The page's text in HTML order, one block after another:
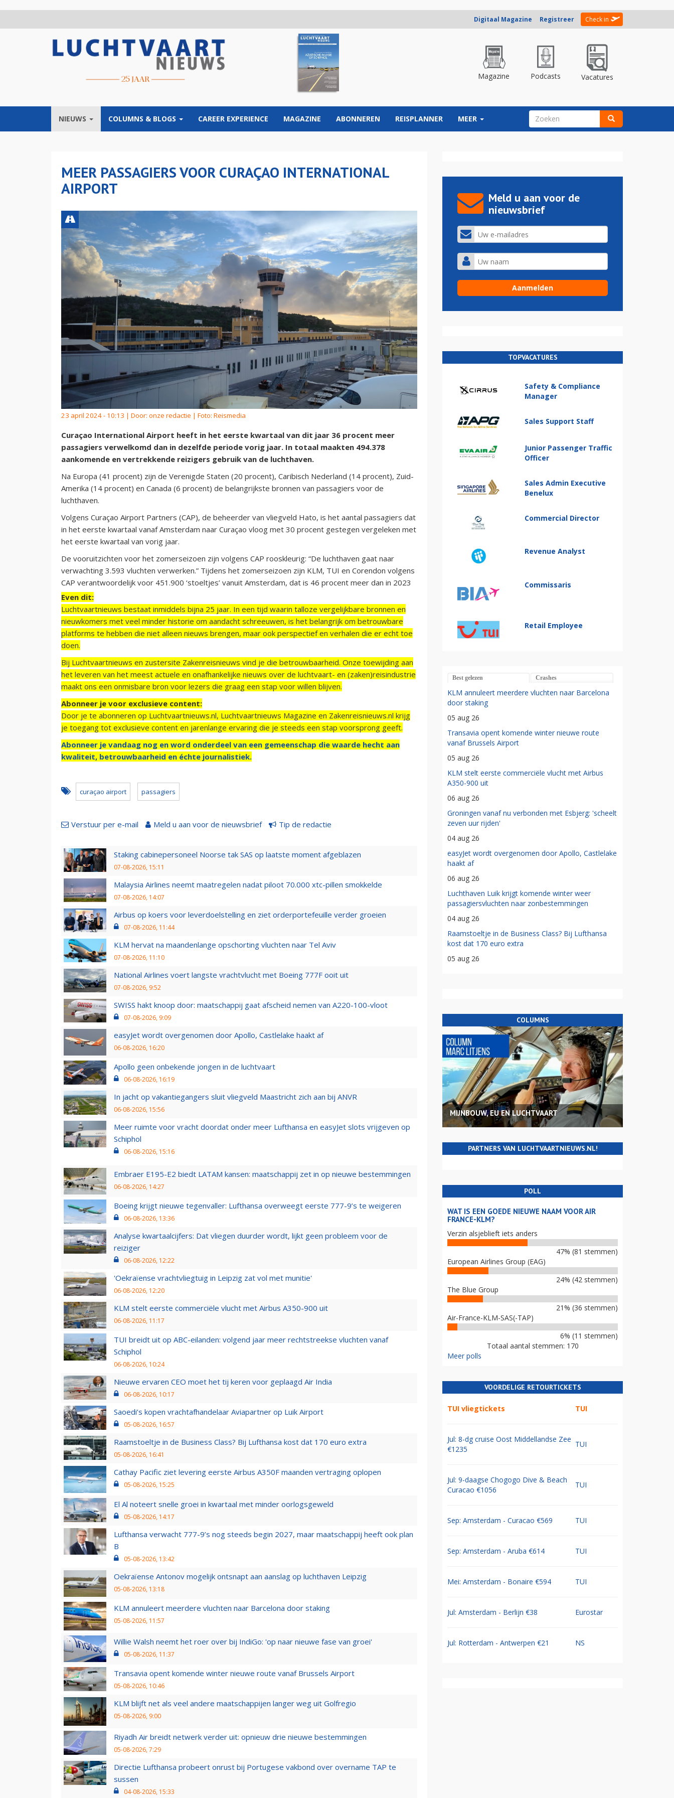
Digitaal Magazine Registreer Check in
Magazine Podcasts Vacatures
NIEUWS COLUMNS & BLOGS CAREER EXPERIENCE MAGAZINE ABONNEREN REISPLANNER MEER ZOEKVELD
MEER PASSAGIERS VOOR CURAÇAO INTERNATIONAL
AIRPORT
23 april 2024 - 10:13 | Door: onze redactie | Foto: Reismedia
Curaçao International Airport heeft in het eerste kwartaal van dit jaar 36 procent meer
passagiers verwelkomd dan in dezelfde periode vorig jaar. In totaal maakten 494.378
aankomende en vertrekkende reizigers gebruik van de luchthaven.
Na Europa (41 procent) zijn de Verenigde Staten (20 procent), Caribisch Nederland (14 procent), Zuid-
Amerika (14 procent) en Canada (6 procent) de belangrijkste bronnen van passagiers voor de
luchthaven.
Volgens Curaçao Airport Partners (CAP), de beheerder van vliegveld Hato, is het aantal passagiers dat
in het eerste kwartaal vanaf Amsterdam naar Curaçao vloog met 30 procent gestegen vergeleken met
het eerste kwartaal van vorig jaar.
De vooruitzichten voor het zomerseizoen zijn volgens CAP rooskleurig: “De luchthaven gaat naar
verwachting 3.593 vluchten verwerken.” Tijdens het zomerseizoen zijn KLM, TUI en Corendon volgens
CAP verantwoordelijk voor 451.900 ‘stoeltjes’ vanuit Amsterdam, dat is 46 procent meer dan in 2023
Even dit:
Luchtvaartnieuws bestaat inmiddels bijna 25 jaar. In een tijd waarin talloze vergelijkbare bronnen en
nieuwkomers met veel minder historie om aandacht schreeuwen, is het belangrijk om betrouwbare
platforms te hebben die niet alleen nieuws brengen, maar ook perspectief en verhalen die er echt toe
doen.
Bij Luchtvaartnieuws en zustersite Zakenreisnieuws vind je die betrouwbaarheid. Onze toewijding aan
het leveren van het meest actuele en onafhankelijke nieuws over de luchtvaart- en (zaken)reisindustrie
maakt ons een onmisbare bron voor lezers die graag een stap voor willen blijven.
Abonneer je voor exclusieve content:
Door je te abonneren op Luchtvaartnieuws.nl, Luchtvaartnieuws Magazine en Zakenreisnieuws.nl krijg
je toegang tot exclusieve content en jarenlange ervaring die je steeds een stap voorsprong geeft.
Abonneer je vandaag nog en word onderdeel van een gemeenschap die waarde hecht aan
kwaliteit, betrouwbaarheid en échte journalistiek.
curaçao airport passagiers
Verstuur per e-mail Meld u aan voor de nieuwsbrief Tip de redactie
Staking cabinepersoneel Noorse tak SAS op laatste moment afgeblazen
07-08-2026, 15:11
Malaysia Airlines neemt maatregelen nadat piloot 70.000 xtc-pillen smokkelde
07-08-2026, 14:07
Airbus op koers voor leverdoelstelling en ziet orderportefeuille verder groeien
07-08-2026, 11:44
KLM hervat na maandenlange opschorting vluchten naar Tel Aviv
07-08-2026, 11:10
National Airlines voert langste vrachtvlucht met Boeing 777F ooit uit
07-08-2026, 9:52
SWISS hakt knoop door: maatschappij gaat afscheid nemen van A220-100-vloot
07-08-2026, 9:09
easyJet wordt overgenomen door Apollo, Castlelake haakt af
06-08-2026, 16:20
Apollo geen onbekende jongen in de luchtvaart
06-08-2026, 16:19
In jacht op vakantiegangers sluit vliegveld Maastricht zich aan bij ANVR
06-08-2026, 15:56
Meer ruimte voor vracht doordat onder meer Lufthansa en easyJet slots vrijgeven op
Schiphol
06-08-2026, 15:16
Embraer E195-E2 biedt LATAM kansen: maatschappij zet in op nieuwe bestemmingen
06-08-2026, 14:27
Boeing krijgt nieuwe tegenvaller: Lufthansa overweegt eerste 777-9’s te weigeren
06-08-2026, 13:36
Analyse kwartaalcijfers: Dat vliegen duurder wordt, lijkt geen probleem voor de
reiziger
06-08-2026, 12:22
'Oekraïense vrachtvliegtuig in Leipzig zat vol met munitie'
06-08-2026, 12:20
KLM stelt eerste commerciële vlucht met Airbus A350-900 uit
06-08-2026, 11:17
TUI breidt uit op ABC-eilanden: volgend jaar meer rechtstreekse vluchten vanaf
Schiphol
06-08-2026, 10:24
Nieuwe ervaren CEO moet het tij keren voor geplaagd Air India
06-08-2026, 10:17
Saoedi’s kopen vrachtafhandelaar Aviapartner op Luik Airport
05-08-2026, 16:57
Raamstoeltje in de Business Class? Bij Lufthansa kost dat 170 euro extra
05-08-2026, 16:41
Cathay Pacific ziet levering eerste Airbus A350F maanden vertraging oplopen
05-08-2026, 15:25
El Al noteert snelle groei in kwartaal met minder oorlogsgeweld
05-08-2026, 14:17
Lufthansa verwacht 777-9’s nog steeds begin 2027, maar maatschappij heeft ook plan
B
05-08-2026, 13:42
Oekraïense Antonov mogelijk ontsnapt aan aanslag op luchthaven Leipzig
05-08-2026, 13:18
KLM annuleert meerdere vluchten naar Barcelona door staking
05-08-2026, 11:57
Willie Walsh neemt het roer over bij IndiGo: 'op naar nieuwe fase van groei'
05-08-2026, 11:37
Transavia opent komende winter nieuwe route vanaf Brussels Airport
05-08-2026, 10:46
KLM blijft net als veel andere maatschappijen langer weg uit Golfregio
05-08-2026, 9:00
Riyadh Air breidt netwerk verder uit: opnieuw drie nieuwe bestemmingen
05-08-2026, 7:29
Directie Lufthansa probeert onrust bij Portugese vakbond over overname TAP te
sussen
04-08-2026, 15:33
Meld u aan voor de
nieuwsbrief
TOPVACATURES
Safety & Compliance
Manager
Sales Support Staff
Junior Passenger Traffic
Officer
Sales Admin Executive
Benelux
Commercial Director
Revenue Analyst
Commissaris
Retail Employee
Best gelezen Crashes
KLM annuleert meerdere vluchten naar Barcelona
door staking
05 aug 26
Transavia opent komende winter nieuwe route
vanaf Brussels Airport
05 aug 26
KLM stelt eerste commerciële vlucht met Airbus
A350-900 uit
06 aug 26
Groningen vanaf nu verbonden met Esbjerg: 'scheelt
zeven uur rijden'
04 aug 26
easyJet wordt overgenomen door Apollo, Castlelake
haakt af
06 aug 26
Luchthaven Luik krijgt komende winter weer
passagiersvluchten naar zonbestemmingen
04 aug 26
Raamstoeltje in de Business Class? Bij Lufthansa
kost dat 170 euro extra
05 aug 26
COLUMNS
MIJNBOUW, EU EN LUCHTVAART
PARTNERS VAN LUCHTVAARTNIEUWS.NL!
POLL
WAT IS EEN GOEDE NIEUWE NAAM VOOR AIR
FRANCE-KLM?
Verzin alsjeblieft iets anders
47% (81 stemmen)
European Airlines Group (EAG)
24% (42 stemmen)
The Blue Group
21% (36 stemmen)
Air-France-KLM-SAS(-TAP)
6% (11 stemmen)
Totaal aantal stemmen: 170
Meer polls
VOORDELIGE RETOURTICKETS
TUI vliegtickets TUI
Jul: 8-dg cruise Oost Middellandse Zee
€1235
TUI
Jul: 9-daagse Chogogo Dive & Beach
Curacao €1056
TUI
Sep: Amsterdam - Curacao €569 TUI
Sep: Amsterdam - Aruba €614 TUI
Mei: Amsterdam - Bonaire €594 TUI
Jul: Amsterdam - Berlijn €38 Eurostar
Jul: Rotterdam - Antwerpen €21 NS